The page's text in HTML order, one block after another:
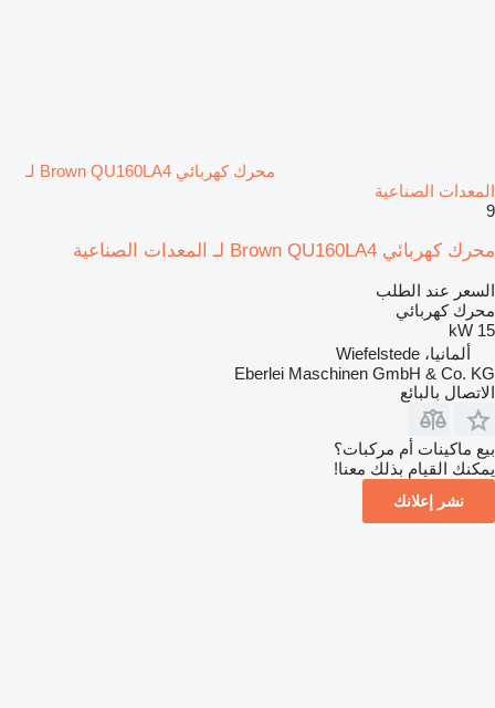
محرك كهربائي Brown QU160LA4 لـ
المعدات الصناعية
9
محرك كهربائي Brown QU160LA4 لـ المعدات الصناعية
السعر عند الطلب
محرك كهربائي
15 kW
ألمانيا، Wiefelstede
Eberlei Maschinen GmbH & Co. KG
الاتصال بالبائع
بيع ماكينات أم مركبات؟
يمكنك القيام بذلك معنا!
نشر إعلانك